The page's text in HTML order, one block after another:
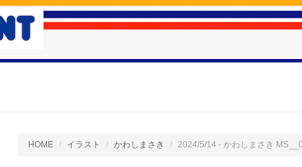
HOME イラスト かわしまさき 2024/5/14 - かわしまさき